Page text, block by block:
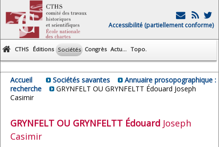
Accessibilité (partiellement conforme)
CTHS Éditions Sociétés Congrès Actu... Topo.
Accueil Sociétés savantes
Annuaire prosopographique :
recherche
GRYNFELT OU GRYNFELTT Édouard Joseph
Casimir
GRYNFELT OU GRYNFELTT Édouard Joseph
Casimir